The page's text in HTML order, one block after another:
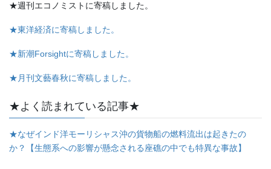
★週刊エコノミストに寄稿しました。
★東洋経済に寄稿しました。
★新潮Forsightに寄稿しました。
★月刊文藝春秋に寄稿しました。
★よく読まれている記事★
★なぜインド洋モーリシャス沖の貨物船の燃料流出は起きたの
か？【生態系への影響が懸念される座礁の中でも特異な事故】